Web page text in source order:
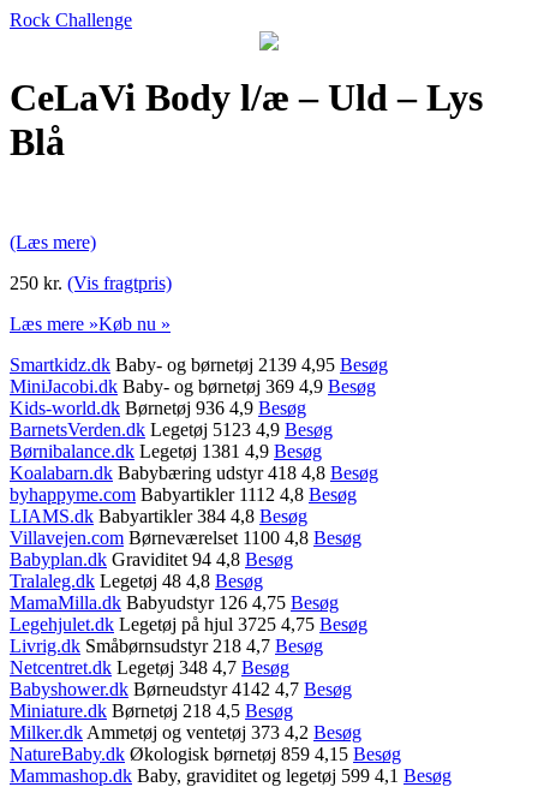
Rock Challenge
CeLaVi Body l/æ – Uld – Lys
Blå
(Læs mere)
250 kr. (Vis fragtpris)
Læs mere »Køb nu »
Smartkidz.dk Baby- og børnetøj 2139 4,95 Besøg
MiniJacobi.dk Baby- og børnetøj 369 4,9 Besøg
Kids-world.dk Børnetøj 936 4,9 Besøg
BarnetsVerden.dk Legetøj 5123 4,9 Besøg
Børnibalance.dk Legetøj 1381 4,9 Besøg
Koalabarn.dk Babybæring udstyr 418 4,8 Besøg
byhappyme.com Babyartikler 1112 4,8 Besøg
LIAMS.dk Babyartikler 384 4,8 Besøg
Villavejen.com Børneværelset 1100 4,8 Besøg
Babyplan.dk Graviditet 94 4,8 Besøg
Tralaleg.dk Legetøj 48 4,8 Besøg
MamaMilla.dk Babyudstyr 126 4,75 Besøg
Legehjulet.dk Legetøj på hjul 3725 4,75 Besøg
Livrig.dk Småbørnsudstyr 218 4,7 Besøg
Netcentret.dk Legetøj 348 4,7 Besøg
Babyshower.dk Børneudstyr 4142 4,7 Besøg
Miniature.dk Børnetøj 218 4,5 Besøg
Milker.dk Ammetøj og ventetøj 373 4,2 Besøg
NatureBaby.dk Økologisk børnetøj 859 4,15 Besøg
Mammashop.dk Baby, graviditet og legetøj 599 4,1 Besøg